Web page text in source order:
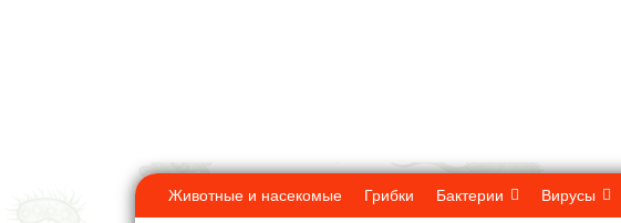
Животные и насекомые Грибки Бактерии Вирусы